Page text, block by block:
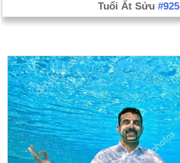
Tuổi Ất Sửu #925